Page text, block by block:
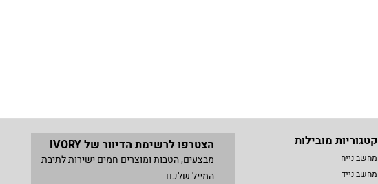
קטגוריות מובילות
מחשב נייח
מחשב נייד
הצטרפו לרשימת הדיוור של IVORY
מבצעים, הטבות ומוצרים חמים ישירות לתיבת
המייל שלכם